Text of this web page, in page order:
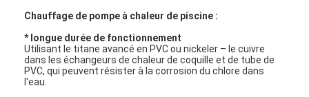
Chauffage de pompe à chaleur de piscine :
* longue durée de fonctionnement
Utilisant le titane avancé en PVC ou nickeler – le cuivre
dans les échangeurs de chaleur de coquille et de tube de
PVC, qui peuvent résister à la corrosion du chlore dans
l'eau.